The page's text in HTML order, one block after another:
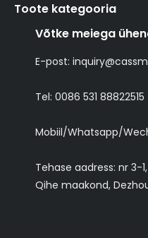
Toote kategooria
Võtke meiega
E-post:
Tel: 0086 531 88822515
Mobiil/Whatsapp/
Tehase aadress: nr 3-
Qihe maakond,